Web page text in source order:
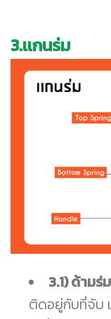
3.เเกนร่ม
3.1) ด้ามร่
ติดอยู่กับที่จับ